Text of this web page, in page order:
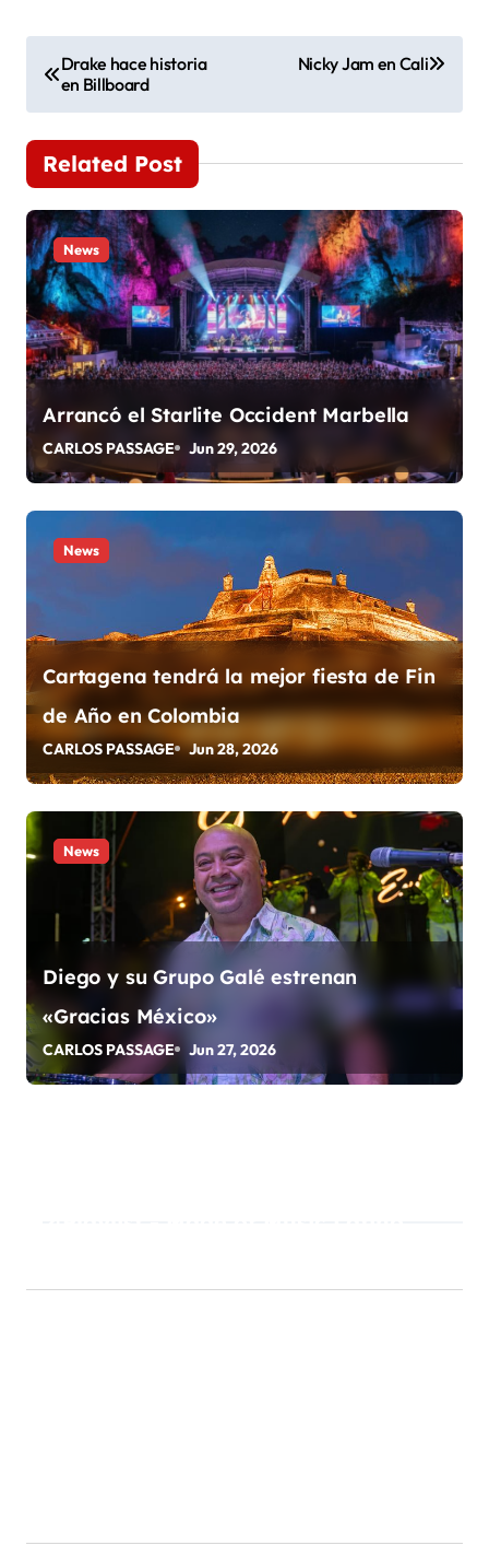
N
a
v
e
g
a
c
i
ó
n
d
e
n
t
r
a
d
a
Drake hace historia
en Billboard
Nicky Jam en Cali
Related Post
News
Arrancó el Starlite Occident Marbella
CARLOS PASSAGE Jun 29, 2026
News
Cartagena tendrá la mejor fiesta de Fin
de Año en Colombia
CARLOS PASSAGE Jun 28, 2026
News
Diego y su Grupo Galé estrenan
«Gracias México»
CARLOS PASSAGE Jun 27, 2026